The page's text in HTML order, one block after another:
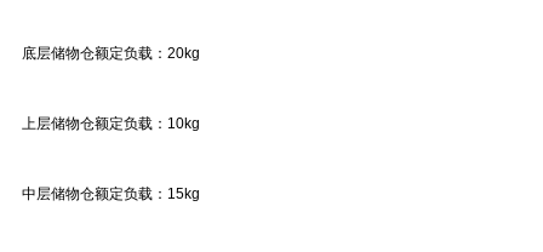
底层储物仓额定负载：20kg
上层储物仓额定负载：10kg
中层储物仓额定负载：15kg